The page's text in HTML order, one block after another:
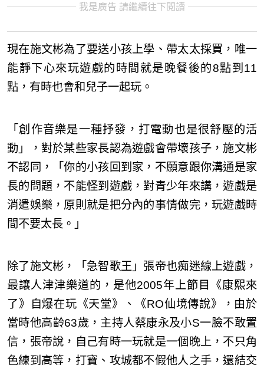
我是廣告 請繼續往下閱讀
現在施文彬為了要送小孩上學、帶太太採買，唯一
能靜下心來玩遊戲的時間就是晚餐後的8點到11
點，有時也會和兒子一起玩。
「創作音樂是一種抒發，打電動也是很舒壓的活
動」，對於某些家長認為遊戲會帶壞孩子，施文彬
不認同，「你的小孩回到家，不願意跟你溝通是家
長的問題，不能怪到遊戲，對青少年來講，遊戲是
消遣娛樂，原則就是把分內的事情做完，玩遊戲時
間不要太長。」
除了施文彬，「急智歌王」張帝也痴迷線上遊戲，
最讓人津津樂道的，是他2005年上節目《康熙來
了》自爆在玩《天堂》、《RO仙境傳說》，由於
當時他高齡63歲，主持人蔡康永及小S一臉不敢置
信，張帝說，自己有時一玩就是一個晚上，不只角
色練到高等，打寶、攻城都不假他人之手，還結交